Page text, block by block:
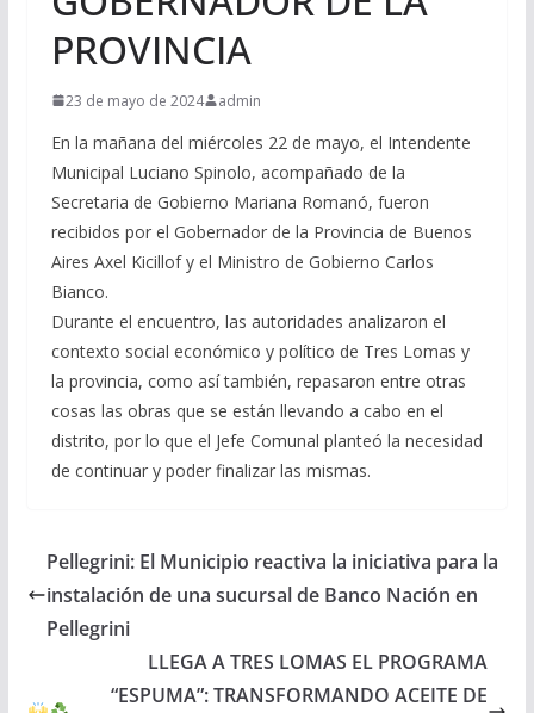
PROVINCIA
23 de mayo de 2024 admin
En la mañana del miércoles 22 de mayo, el Intendente
Municipal Luciano Spinolo, acompañado de la
Secretaria de Gobierno Mariana Romanó, fueron
recibidos por el Gobernador de la Provincia de Buenos
Aires Axel Kicillof y el Ministro de Gobierno Carlos
Bianco.
Durante el encuentro, las autoridades analizaron el
contexto social económico y político de Tres Lomas y
la provincia, como así también, repasaron entre otras
cosas las obras que se están llevando a cabo en el
distrito, por lo que el Jefe Comunal planteó la necesidad
de continuar y poder finalizar las mismas.
Pellegrini: El Municipio reactiva la iniciativa para la
instalación de una sucursal de Banco Nación en
Pellegrini
LLEGA A TRES LOMAS EL PROGRAMA
“ESPUMA”: TRANSFORMANDO ACEITE DE